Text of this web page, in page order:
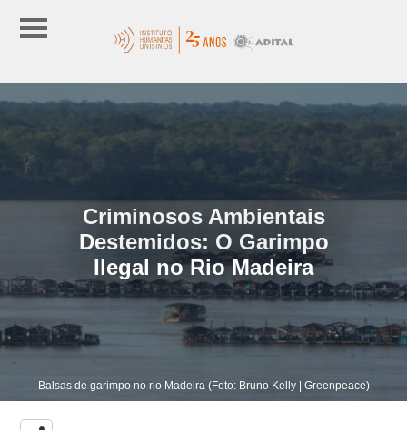
Criminosos Ambientais
Destemidos: O Garimpo
Ilegal no Rio Madeira
Balsas de garimpo no rio Madeira (Foto: Bruno Kelly | Greenpeace)